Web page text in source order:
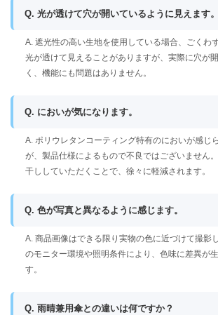
Q. 光が透けて穴が開いているように見えます。
A. 遮光性の高い生地を使用している場合、ごくわ
光が透けて見えることがありますが、実際に穴が
く、機能にも問題はありません。
Q. においが気になります。
A. ポリウレタンコーティング特有のにおいが感じ
が、製品仕様によるもので不良ではございません
干ししていただくことで、徐々に軽減されます。
Q. 色が写真と異なるように感じます。
A. 商品画像はできる限り実物の色に近づけて撮影
のモニター環境や照明条件により、色味に差異が
す。
Q. 雨晴兼用傘との違いは何ですか？